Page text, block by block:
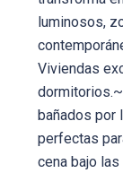
luminosos,
Viviendas
bañados por
perfectas
cena bajo